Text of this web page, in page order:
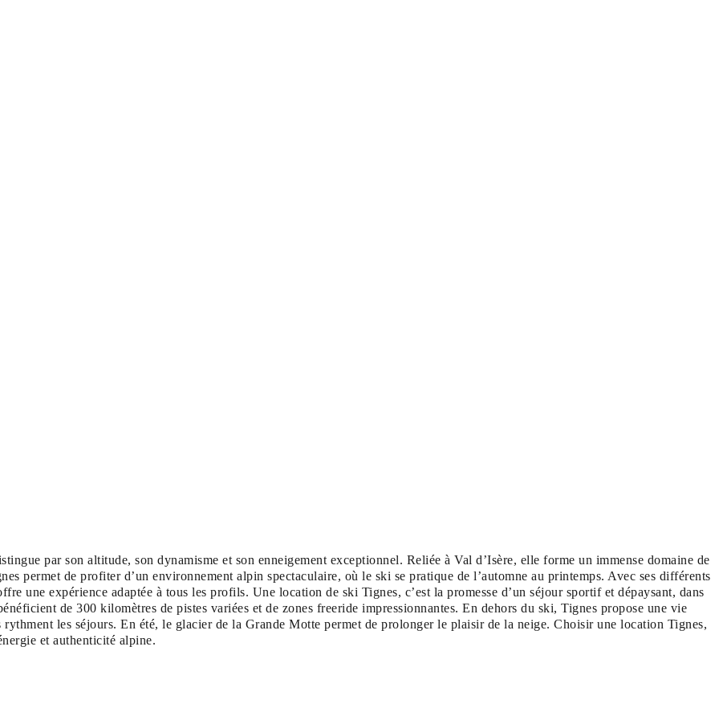
par son altitude, son dynamisme et son enneigement exceptionnel. Reliée à Val d’Isère, elle forme un immense domaine de
permet de profiter d’un environnement alpin spectaculaire, où le ski se pratique de l’automne au printemps. Avec ses différents
une expérience adaptée à tous les profils. Une location de ski Tignes, c’est la promesse d’un séjour sportif et dépaysant, dans
de 300 kilomètres de pistes variées et de zones freeride impressionnantes. En dehors du ski, Tignes propose une vie
les séjours. En été, le glacier de la Grande Motte permet de prolonger le plaisir de la neige. Choisir une location Tignes,
et authenticité alpine.